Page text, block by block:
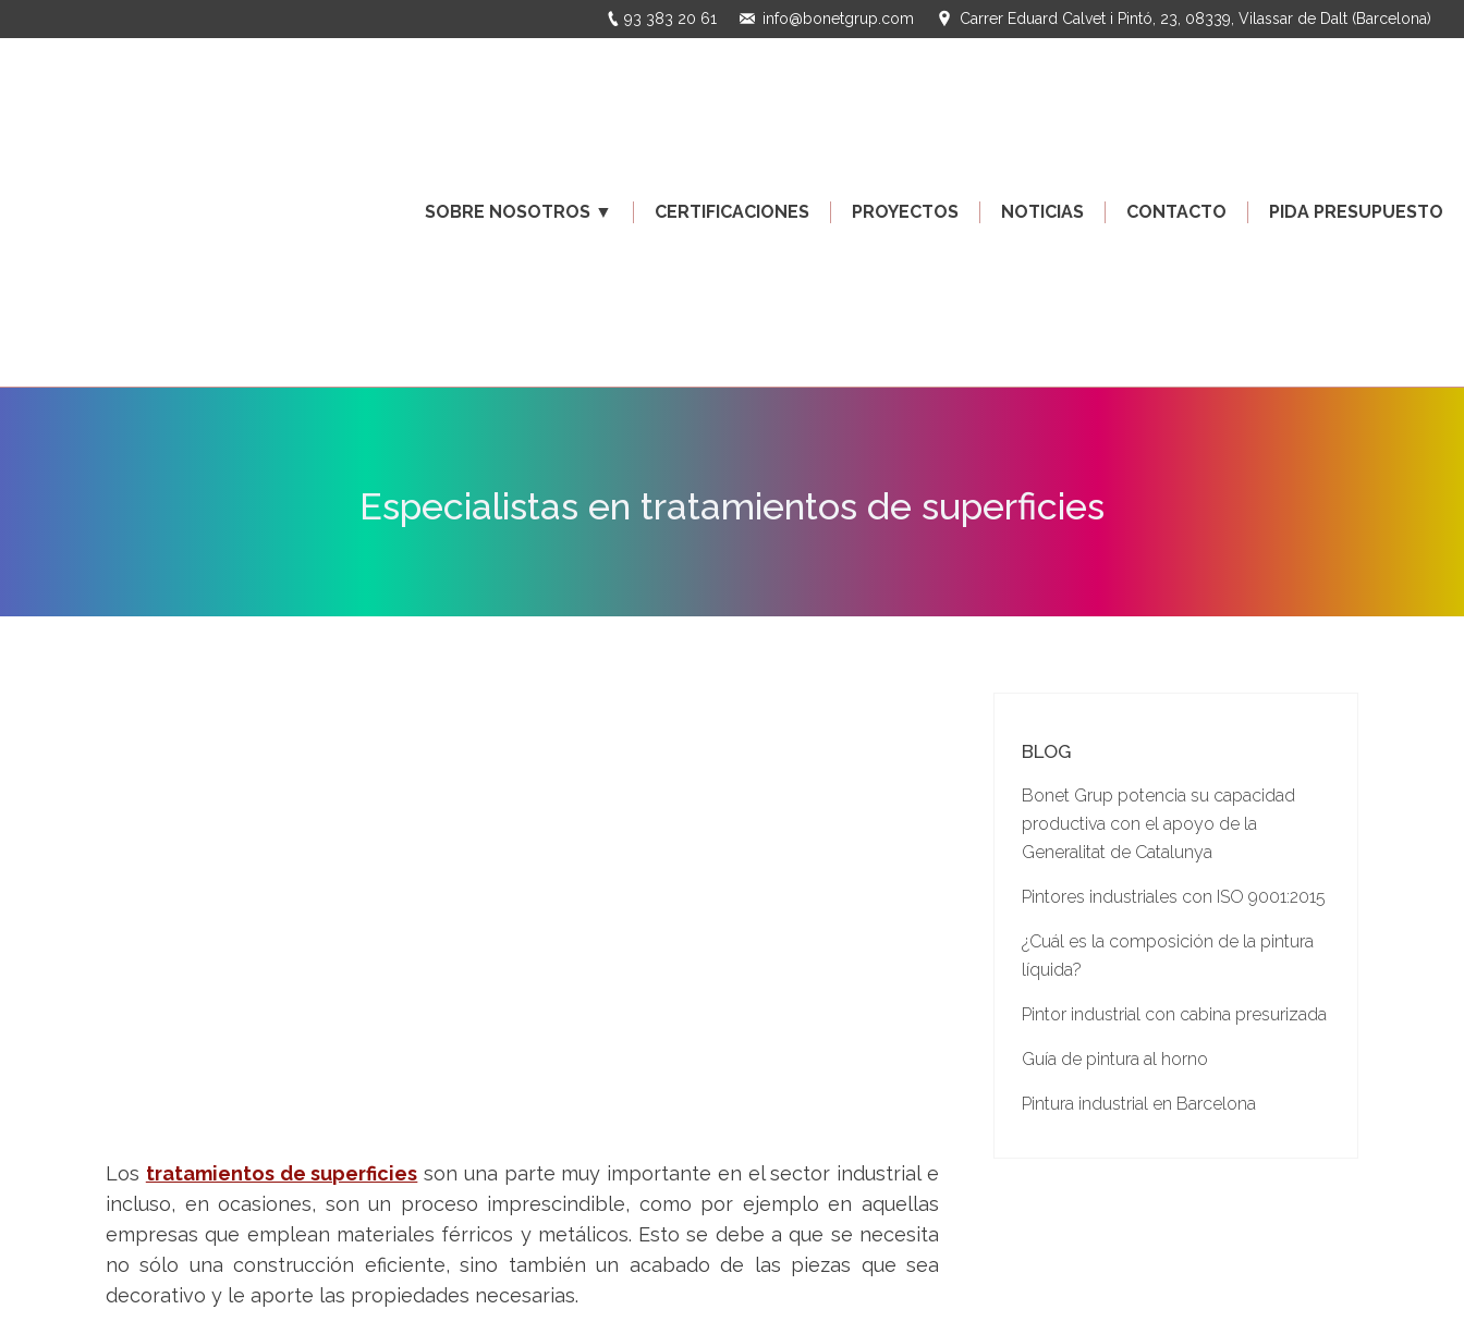
93 383 20 61 info@bonetgrup.com Carrer Eduard Calvet i Pintó, 23, 08339, Vilassar de Dalt (Barcelona)
SOBRE NOSOTROS ▼ CERTIFICACIONES PROYECTOS NOTICIAS CONTACTO PIDA PRESUPUESTO
Especialistas en tratamientos de superficies
Los tratamientos de superficies son una parte muy importante en el sector industriale
incluso, en ocasiones, son un proceso imprescindible, como por ejemploen aquellas
empresas que emplean materiales férricos y metálicos. Esto se debe a que se necesita
no sólo una construcción eficiente, sino también un acabado de las piezas que sea
decorativo y le aporte las propiedades necesarias.
BLOG
Bonet Grup potencia su capacidad
productiva con el apoyo de la
Generalitat de Catalunya
Pintores industriales con ISO 9001:2015
¿Cuál es la composición de la pintura
líquida?
Pintor industrial con cabina presurizada
Guía de pintura al horno
Pintura industrial en Barcelona